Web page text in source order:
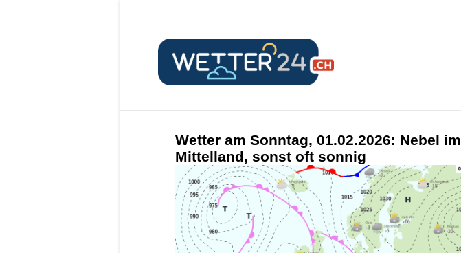
Wetter am Sonntag, 01.02.2026: Nebel im
Mittelland, sonst oft sonnig